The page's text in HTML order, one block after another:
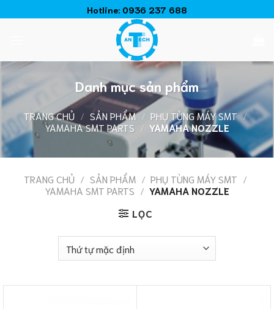
đến
Hotline: 0936 237 688
Danh mục sản phẩm
TRANG CHỦ / SẢN PHẨM / PHỤ TÙNG MÁY SMT /
YAMAHA SMT PARTS / YAMAHA NOZZLE
TRANG CHỦ / SẢN PHẨM / PHỤ TÙNG MÁY SMT /
YAMAHA SMT PARTS / YAMAHA NOZZLE
LỌC